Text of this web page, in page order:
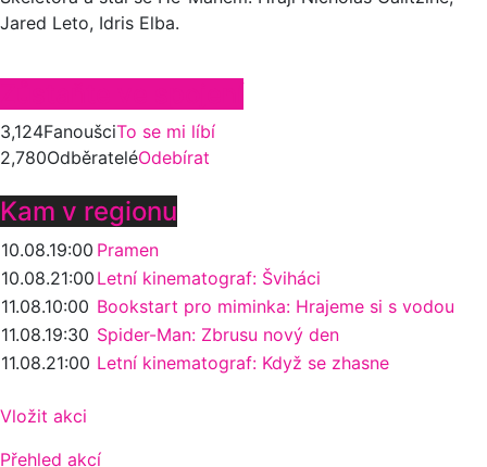
Jared Leto, Idris Elba.
3,124FanoušciTo se mi líbí
2,780OdběrateléOdebírat
Kam v regionu
10.08.19:00 Pramen
10.08.21:00 Letní kinematograf: Šviháci
11.08.10:00 Bookstart pro miminka: Hrajeme si s vodou
11.08.19:30 Spider-Man: Zbrusu nový den
11.08.21:00 Letní kinematograf: Když se zhasne
Vložit akci
Přehled akcí